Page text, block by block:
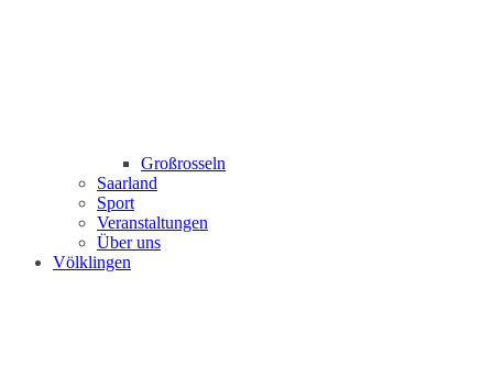
Großrosseln
Saarland
Sport
Veranstaltungen
Über uns
Völklingen